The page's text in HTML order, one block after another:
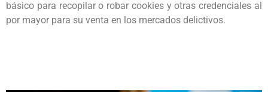
básico para recopilar o robar cookies y otras credenciales al
por mayor para su venta en los mercados delictivos.